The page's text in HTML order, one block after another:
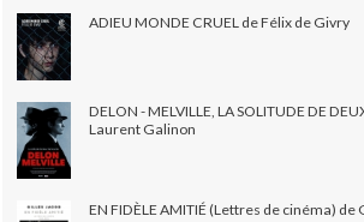
ADIEU MONDE CRUEL de Félix de Givry
DELON - MELVILLE, LA SOLITUDE DE
Laurent Galinon
EN FIDÈLE AMITIÉ (Lettres de cinéma) de